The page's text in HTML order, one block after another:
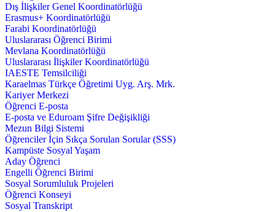
Dış İlişkiler Genel Koordinatörlüğü
Erasmus+ Koordinatörlüğü
Farabi Koordinatörlüğü
Uluslararası Öğrenci Birimi
Mevlana Koordinatörlüğü
Uluslararası İlişkiler Koordinatörlüğü
IAESTE Temsilciliği
Karaelmas Türkçe Öğretimi Uyg. Arş. Mrk.
Kariyer Merkezi
Öğrenci E-posta
E-posta ve Eduroam Şifre Değişikliği
Mezun Bilgi Sistemi
Öğrenciler İçin Sıkça Sorulan Sorular (SSS)
Kampüste Sosyal Yaşam
Aday Öğrenci
Engelli Öğrenci Birimi
Sosyal Sorumluluk Projeleri
Öğrenci Konseyi
Sosyal Transkript